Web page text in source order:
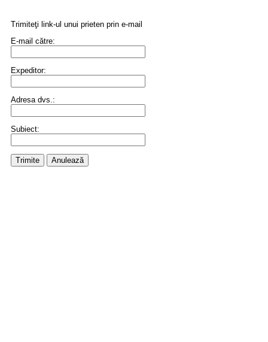
Trimiteţi link-ul unui prieten prin e-mail
E-mail către:
Expeditor:
Adresa dvs.:
Subiect:
Trimite Anulează